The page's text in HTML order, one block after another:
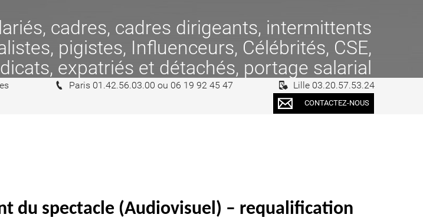
cadres, cadres dirigeants, intermittents
pigistes, Influenceurs, Célébrités, CSE,
expatriés et détachés, portage salarial
Paris 01.42.56.03.00 ou 06 19 92 45 47
Lille 03.20.57.53.24
CONTACTEZ-NOUS
du spectacle (Audiovisuel) – requalification